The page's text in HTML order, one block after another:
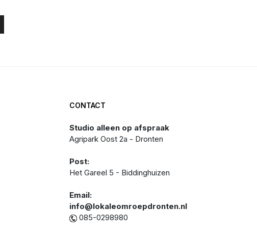
ORGANISATIE
CONTACT
Studio alleen op afspraak
Agripark Oost 2a - Dronten
Post:
Het Gareel 5 - Biddinghuizen
Email:
info@lokaleomroepdronten.nl
085-0298980